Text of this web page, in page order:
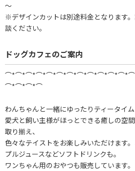
～
※デザインカットは別途料金となります
談ください。
ドッグカフェのご案内
⌒*⌒*⌒*⌒
わんちゃんと一緒にゆったりティータイ
愛犬と飼い主様がほっとできる癒しの空
取り揃え、
色々なテイストをお楽しみいただけます
プルジュースなどソフトドリンクも。
ワンちゃん用のおやつも販売しています。